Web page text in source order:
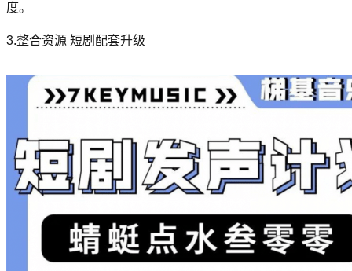
度。
3.整合资源 短剧配套升级